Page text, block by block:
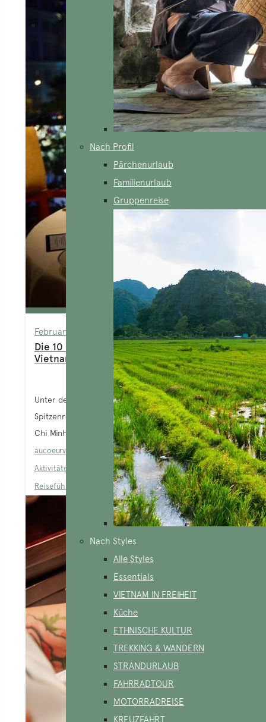
Nach Profil
Pärchenurlaub
Familienurlaub
Gruppenreise
Nach Styles
Alle Styles
Essentials
VIETNAM IN FREIHEIT
Küche
ETHNISCHE KULTUR
TREKKING & WANDERN
STRANDURLAUB
FAHRRADTOUR
MOTORRADREISE
KREUZFAHRT
February 25, 2025
Die 10 besten Fine Dining Restaurants in
Vietnam im Jahr 2024
Unter den von Tripadvisor ausgewählten
Spitzenrestaurants hat Hanoi sechs Vertreter, Ho
Chi Minh Stadt drei und eines befindet sich in...
aucoeurvietnam-adminBlog, Empfohlene Adressen, Top-
Aktivitäten/Sehenswürdigkeiten
Tourenideen, Vietnam-
Reiseführer